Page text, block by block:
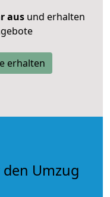
ausund erhalten
erhalten
Umzug